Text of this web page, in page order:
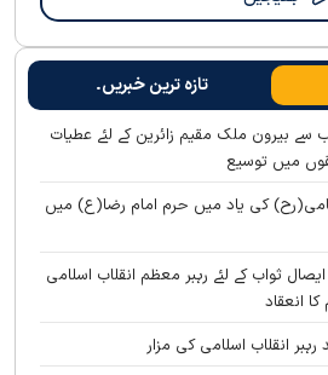
تازہ ترین خبریں۔
بیرون ملک مقیم زائرین کے لئے عطیات
میں توسیع
کی یاد میں حرم امام رضا(ع) میں
ثواب کے لئے رہبر معظم انقلاب اسلامی
انعقاد
انقلاب اسلامی کی مزار